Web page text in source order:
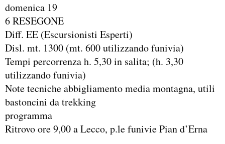
domenica 19
6 RESEGONE
Diff. EE (Escursionisti Esperti)
Disl. mt. 1300 (mt. 600 utilizzando funivia)
Tempi percorrenza h. 5,30 in salita; (h. 3,30
utilizzando funivia)
Note tecniche abbigliamento media montagna, utili
bastoncini da trekking
programma
Ritrovo ore 9,00 a Lecco, p.le funivie Pian d’Erna